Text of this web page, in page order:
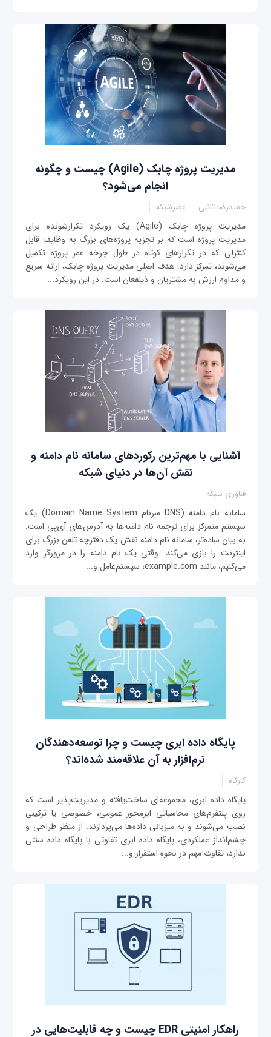
مدیریت پروژه چابک (Agile) چیست و چگونه
انجام می‌شود؟
حمیدرضا تائبی عصرشبکه
مدیریت پروژه چابک (Agile) یک رویکرد تکرارشونده برای
مدیریت پروژه است که بر تجزیه پروژه‌های بزرگ به وظایف قابل
کنترلی که در تکرارهای کوتاه در طول چرخه عمر پروژه تکمیل
می‌شوند، تمرکز دارد. هدف اصلی مدیریت پروژه چابک، ارائه سریع
و مداوم ارزش به مشتریان و ذینفعان است. در این رویکرد...
آشنایی با مهم‌ترین رکوردهای سامانه نام دامنه و
نقش آن‌ها در دنیای شبکه
فناوری شبکه
سامانه نام دامنه (DNS سرنام Domain Name System) یک
سیستم متمرکز برای ترجمه نام دامنه‌ها به آدرس‌های آی‌‌پی است.
به بیان ساده‌تر، سامانه نام دامنه نقش یک دفترچه تلفن بزرگ برای
اینترنت را بازی می‌کند. وقتی یک نام دامنه را در مرورگر وارد
می‌کنیم، مانند example.com، سیستم‌عامل و...
پایگاه داده ابری چیست و چرا توسعه‌دهندگان
نرم‌افزار به آن علاقه‌مند شده‌اند؟
کارگاه
پایگاه داده ابری، مجموعه‌ای ساخت‌یافته و مدیریت‌پذیر است که
روی پلتفرم‌های محاسباتی ابرمحور عمومی، خصوصی یا ترکیبی
نصب می‌شوند و به میزبانی داده‌ها می‌پردازند. از منظر طراحی و
چشم‌انداز عملکردی، پایگاه داده ابری تفاوتی با پایگاه داده‌ سنتی
ندارد، تفاوت مهم در نحوه استقرار و...
راهکار امنیتی EDR چیست و چه قابلیت‌هایی در